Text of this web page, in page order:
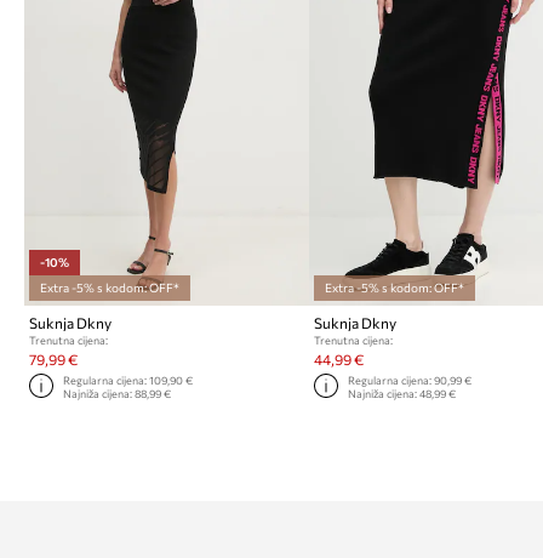
-10%
Extra -5% s kodom: OFF*
Suknja Dkny
Trenutna cijena:
79,99 €
Regularna cijena:109,90 €
Najniža cijena:88,99 €
Extra -5% s kodom: OFF*
Suknja Dkny
Trenutna cijena:
44,99 €
Regularna cijena: 90,99 €
Najniža cijena: 48,99 €